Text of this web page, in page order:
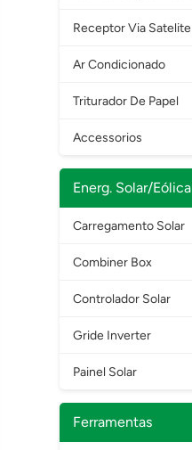
Receptor Via Satelite
Ar Condicionado
Triturador De Papel
Accessorios
Energ. Solar/Eólica
Carregamento Solar
Combiner Box
Controlador Solar
Gride Inverter
Painel Solar
Ferramentas